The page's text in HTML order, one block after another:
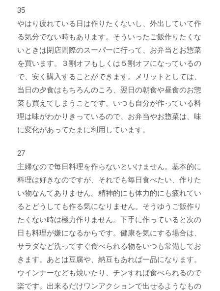
35
やはり疲れている日は作りたくないし、外出していて作
る気分でない時もあります。そういったご飯作りたくな
いときは閉店間際のスーパーに行って、お弁当とお惣菜
を買います。３割オフもしくは５割オフになっているの
で、安く購入することができます。メリットとしては、
当日の夕食はもちろんのころ、翌日の朝食や昼食のお惣
菜も買えてしまうことです。いつも自分が作っている料
理は味がわかりきっているので、お弁当やお惣菜は、味
に変化があってたまに利用しています。
27
主婦なので毎日料理を作らないといけません。基本的に
料理は好きなのですが、それでも毎日食べたい、作りた
い物なんてありません。精神的にも体力的にも疲れてい
るとどうしても作る気になりません。そうゆうご飯作り
たくない時は極力作りません。下手に作っていると次の
日も料理が嫌になるからです。健康を気にする場合は、
サラダなど洗ってすぐ食べられる物をいつも常備してお
きます。あとは豆腐や、納豆もあれば一品になります。
ウインナーなども焼いたり、チンすれば食べられるので
楽です。出来るだけワンアクションで出せるようなもの